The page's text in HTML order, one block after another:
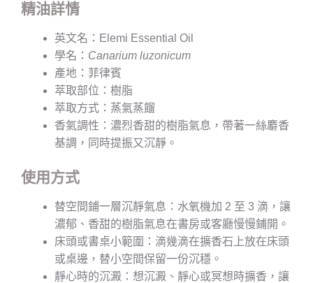
精油詳情
英文名：Elemi Essential Oil
學名： Canarium luzonicum
產地：菲律賓
萃取部位：樹脂
萃取方式：蒸氣蒸餾
香氣調性：濃烈香甜的樹脂氣息，帶著一絲麝香
基調，同時提振又沉靜。
使用方式
替空間鋪一層沉靜氣息：水氧機加 2 至 3 滴，讓
濃郁、香甜的樹脂氣息在書房或客廳慢慢鋪開。
床頭或書桌小範圍：滴幾滴在擴香石上放在床頭
或桌邊，替小空間保留一份沉穩。
靜心時的沉澱：想沉澱、靜心或冥想時擴香，讓